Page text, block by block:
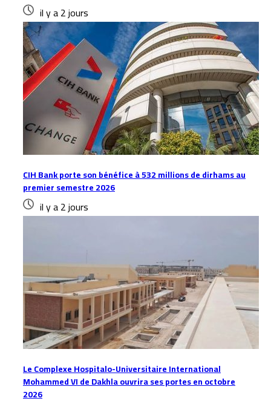
il y a 2 jours
CIH Bank porte son bénéfice à 532 millions de dirhams au
premier semestre 2026
il y a 2 jours
Le Complexe Hospitalo-Universitaire International
Mohammed VI de Dakhla ouvrira ses portes en octobre
2026